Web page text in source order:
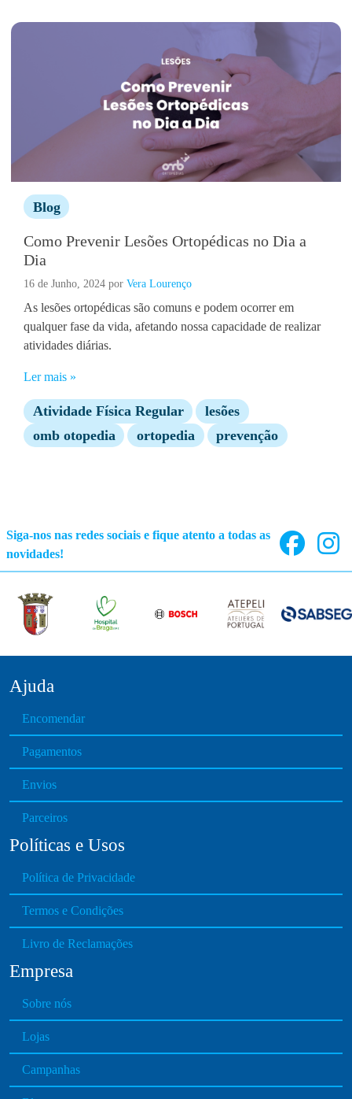
Blog
Como Prevenir Lesões Ortopédicas no Dia a
Dia
16 de Junho, 2024 por Vera Lourenço
As lesões ortopédicas são comuns e podem ocorrer em
qualquer fase da vida, afetando nossa capacidade de realizar
atividades diárias.
Ler mais »
Atividade Física Regular
lesões
omb otopedia
ortopedia prevenção
Siga-nos nas redes sociais e fique atento a todas as
novidades!
Ajuda
Encomendar
Pagamentos
Envios
Parceiros
Políticas e Usos
Política de Privacidade
Termos e Condições
Livro de Reclamações
Empresa
Sobre nós
Lojas
Campanhas